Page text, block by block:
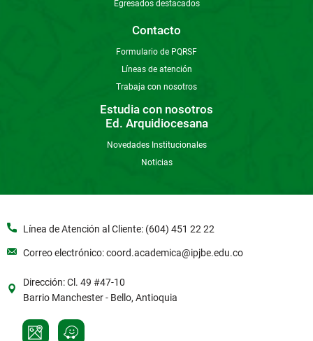
Egresados destacados
Contacto
Formulario de PQRSF
Líneas de atención
Trabaja con nosotros
Estudia con nosotros
Ed. Arquidiocesana
Novedades Institucionales
Noticias
Línea de Atención al Cliente: (604) 451 22 22
Correo electrónico: coord.academica@ipjbe.edu.co
Dirección: Cl. 49 #47-10
Barrio Manchester - Bello, Antioquia